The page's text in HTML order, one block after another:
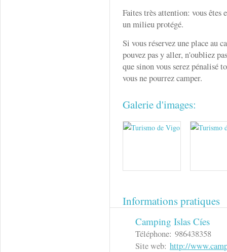
Faites très attention: vous êtes
un milieu protégé.
Si vous réservez une place au
pouvez pas y aller, n'oubliez
que sinon vous serez pénalisé
vous ne pourrez camper.
Galerie d'images:
Informations pratiques
Camping Islas Cíes
Téléphone: 986438358
Site web: http://